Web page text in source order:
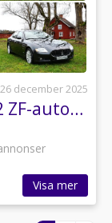
26 december 2025
Maserati Quattroporte V 4.2 ZF-automat
Visa mer